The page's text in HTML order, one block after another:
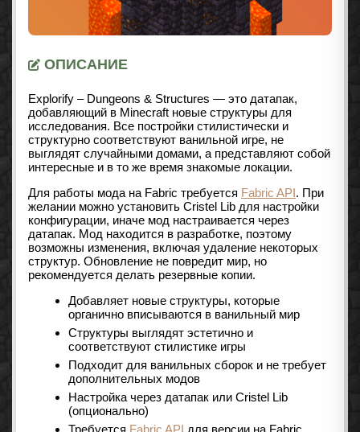
ОПИСАНИЕ
Explorify – Dungeons & Structures — это датапак,
добавляющий в Minecraft новые структуры для
исследования. Все постройки стилистически и
структурно соответствуют ванильной игре, не
выглядят случайными домами, а представляют собой
интересные и в то же время знакомые локации.
Для работы мода на Fabric требуется Fabric API. При
желании можно установить Cristel Lib для настройки
конфигурации, иначе мод настраивается через
датапак. Мод находится в разработке, поэтому
возможны изменения, включая удаление некоторых
структур. Обновление не повредит мир, но
рекомендуется делать резервные копии.
Добавляет новые структуры, которые
органично вписываются в ванильный мир
Структуры выглядят эстетично и
соответствуют стилистике игры
Подходит для ванильных сборок и не требует
дополнительных модов
Настройка через датапак или Cristel Lib
(опционально)
Требуется Fabric API для версии на Fabric